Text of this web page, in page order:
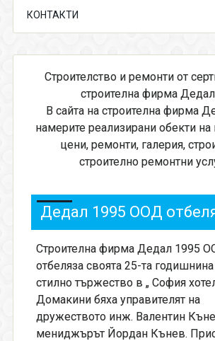
КОНТАКТИ
Строителство и ремонти от
строителна фирма
В сайта на строителна фирма
намерите реализирани обекти на
цени, ремонти, галерия,
строително ремонтни
Дедал 1995 ООД отбеляза своята 25-та
Строителна фирма Дедал 1995
отбеляза своята 25-та
стилно тържество в „ София
Домакини бяха управителят на
дружеството инж. Валентин
мениджърът Йордан Кънев.